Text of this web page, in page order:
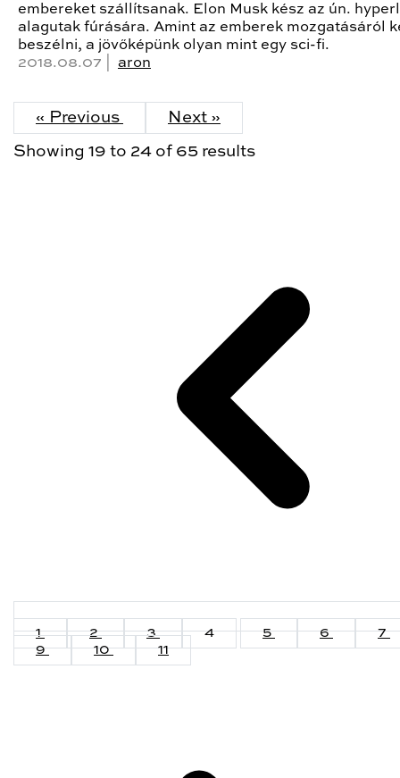
embereket szállítsanak. Elon Musk kész az ún.
alagutak fúrására. Amint az emberek mozgatásáról
beszélni, a jövőképünk olyan mint egy sci-fi.
2018.08.07 | aron
« Previous Next »
Showing 19 to 24 of 65 results
1 2 3 4 5 6
7
9
10 11